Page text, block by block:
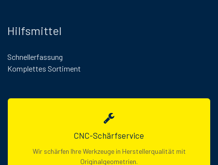
Hilfsmittel
Schnellerfassung
Komplettes Sortiment
CNC-Schärfservice
Wir schärfen Ihre Werkzeuge in Herstellerqualität mit
Originalgeometrien.